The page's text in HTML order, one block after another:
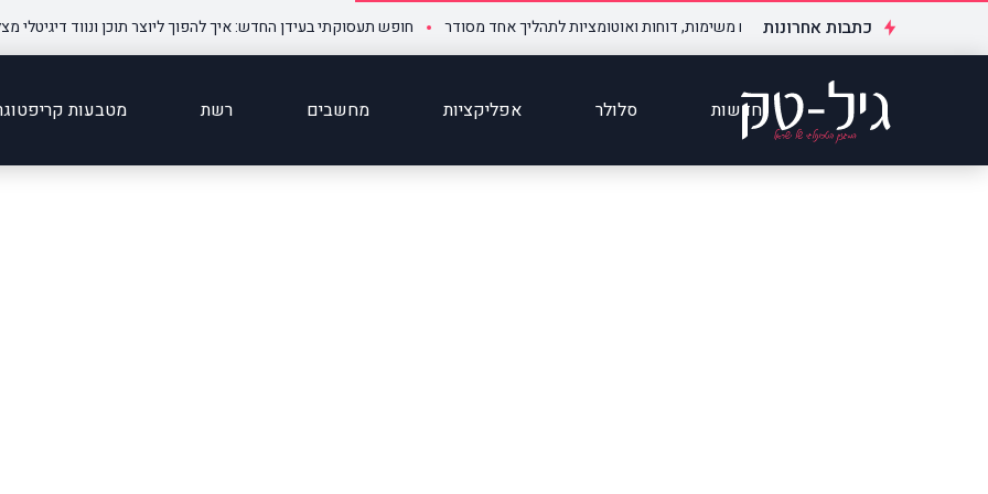
כתבות אחרונות
בארגונים – כך הופכים משימות, דוחות ואוטומציות לתהליך אחד מסודר חופש תעסוקתי בעידן החדש: איך להפוך ליוצר תוכן ונווד דיגיטלי מצליח
חדשות סלולר אפליקציות מחשבים רשת מטבעות